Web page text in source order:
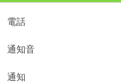
電話
通知音
通知